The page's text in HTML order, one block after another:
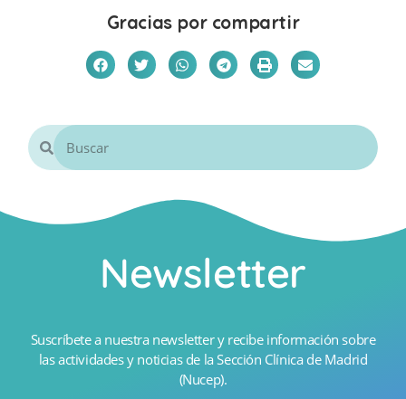
Gracias por compartir
Newsletter
Suscríbete a nuestra newsletter y recibe información sobre
las actividades y noticias de la Sección Clínica de Madrid
(Nucep).